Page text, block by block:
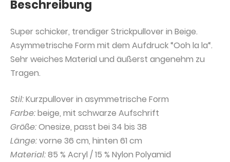
Beschreibung
Super schicker, trendiger Strickpullover in Beige.
Asymmetrische Form mit dem Aufdruck “Ooh la la“.
Sehr weiches Material und äußerst angenehm zu
Tragen.
Stil:Kurzpullover in asymmetrische Form
Farbe:beige, mit schwarze Aufschrift
Größe:Onesize, passt bei 34 bis 38
Länge:vorne 36 cm, hinten 61 cm
Material:85 % Acryl / 15 % Nylon Polyamid